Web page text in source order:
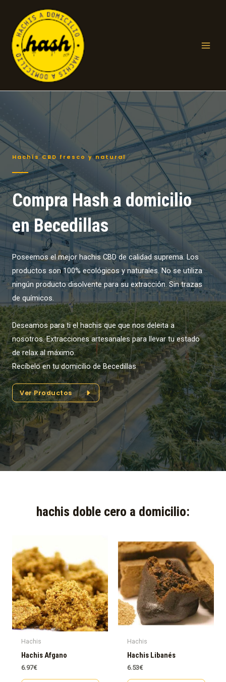
contenido
Hachís CBD fresco y natural
Compra Hash a domicilio
en Becedillas
Poseemos el mejor hachis CBD de calidad suprema. Los
productos son 100% ecológicos y naturales. No se utiliza
ningún producto disolvente para su extracción. Sin trazas
de químicos.
Deseamos para ti el hachis que que nos deleita a
nosotros. Extracciones artesanales para llevar tu estado
de relax al máximo.
Recíbelo en tu domicilio de Becedillas
Ver Productos
hachis doble cero a domicilio:​
Hachis
Hachis Afgano
6.97€
Hachis
Hachis Libanés
6.53€